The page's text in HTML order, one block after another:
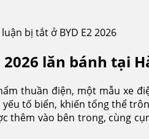
bị tắt ở BYD E2 2026
2026 lăn bánh tại
thuần điện, một mẫu xe
yếu tố biển, khiến tổng thể
thêm vào bên trong, cùng